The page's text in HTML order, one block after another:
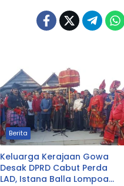
Berita
Keluarga Kerajaan Gowa
Desak DPRD Cabut Perda
LAD, Istana Balla Lompoa